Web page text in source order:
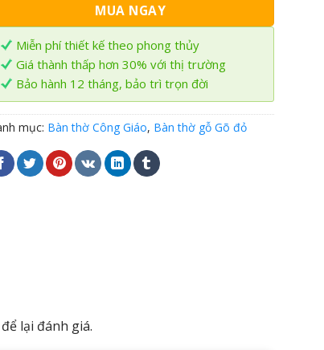
MUA NGAY
Miễn phí thiết kế theo phong thủy
Giá thành thấp hơn 30% với thị trường
Bảo hành 12 tháng, bảo trì trọn đời
mục: Bàn thờ Công Giáo, Bàn thờ gỗ Gõ đỏ
lại đánh giá.